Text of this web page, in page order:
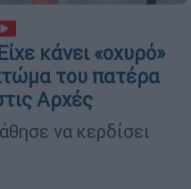
κάνει «οχυρό»
του πατέρα
Αρχές
να κερδίσει